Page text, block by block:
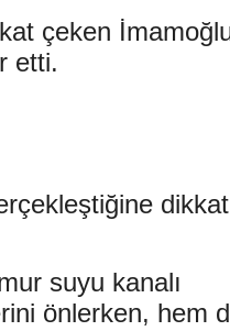
çeken
etti.
suyu kanalı
önlerken, hem